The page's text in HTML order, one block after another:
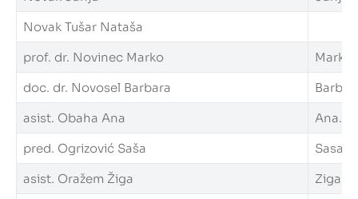
Novak Tušar Nataša
prof. dr. Novinec Marko
doc. dr. Novosel Barbara
asist. Obaha Ana
pred. Ogrizović Saša
asist. Oražem Žiga